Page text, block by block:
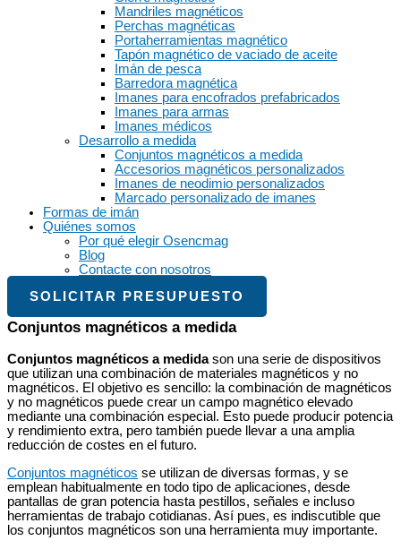
Mandriles magnéticos
Perchas magnéticas
Portaherramientas magnético
Tapón magnético de vaciado de aceite
Imán de pesca
Barredora magnética
Imanes para encofrados prefabricados
Imanes para armas
Imanes médicos
Desarrollo a medida
Conjuntos magnéticos a medida
Accesorios magnéticos personalizados
Imanes de neodimio personalizados
Marcado personalizado de imanes
Formas de imán
Quiénes somos
Por qué elegir Osencmag
Blog
Contacte con nosotros
SOLICITAR PRESUPUESTO
Conjuntos magnéticos a medida
Conjuntos magnéticos a medidason una serie de dispositivos
que utilizan una combinación de materiales magnéticos y no
magnéticos. El objetivo es sencillo: la combinación de magnéticos
y no magnéticos puede crear un campo magnético elevado
mediante una combinación especial. Esto puede producir potencia
y rendimiento extra, pero también puede llevar a una amplia
reducción de costes en el futuro.
Conjuntos magnéticos se utilizan de diversas formas, y se
emplean habitualmente en todo tipo de aplicaciones, desde
pantallas de gran potencia hasta pestillos, señales e incluso
herramientas de trabajo cotidianas. Así pues, es indiscutible que
los conjuntos magnéticos son una herramienta muy importante.